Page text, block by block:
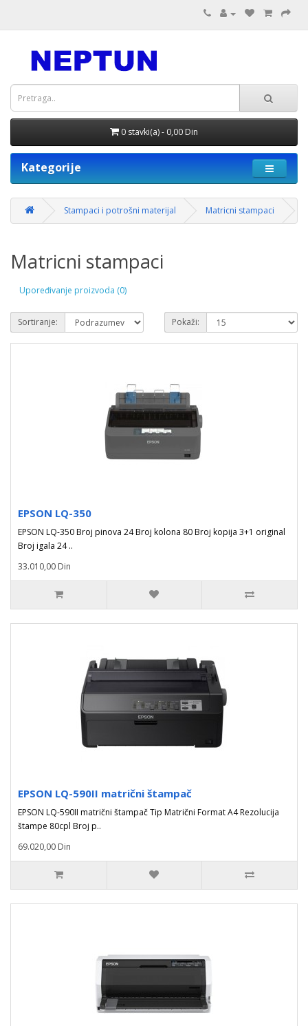
0 stavki(a) - 0,00 Din
Kategorije
Stampaci i potrošni materijal Matricni stampaci
Matricni stampaci
Upoređivanje proizvoda (0)
Sortiranje: Pokaži:
EPSON LQ-350
EPSON LQ-350 Broj pinova 24 Broj kolona 80 Broj kopija 3+1 original
Broj igala 24 ..
33.010,00 Din
EPSON LQ-590II matrični štampač
EPSON LQ-590II matrični štampač Tip Matrični Format A4 Rezolucija
štampe 80cpl Broj p..
69.020,00 Din